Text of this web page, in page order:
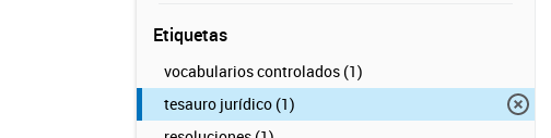
Etiquetas
vocabularios controlados (1)
tesauro jurídico (1)